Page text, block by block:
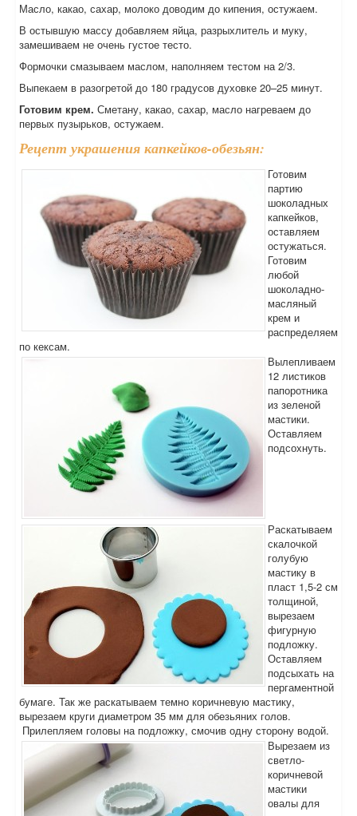
Масло, какао, сахар, молоко доводим до кипения, остужаем.
В остывшую массу добавляем яйца, разрыхлитель и муку,
замешиваем не очень густое тесто.
Формочки смазываем маслом, наполняем тестом на 2/3.
Выпекаем в разогретой до 180 градусов духовке 20–25 минут.
Готовим крем. Сметану, какао, сахар, масло нагреваем до
первых пузырьков, остужаем.
Рецепт украшения капкейков-обезьян:
Готовим
партию
шоколадных
капкейков,
оставляем
остужаться.
Готовим
любой
шоколадно-
масляный
крем и
распределяем
по кексам.
Вылепливаем
12 листиков
папоротника
из зеленой
мастики.
Оставляем
подсохнуть.
Раскатываем
скалочкой
голубую
мастику в
пласт 1,5-2 см
толщиной,
вырезаем
фигурную
подложку.
Оставляем
подсыхать на
пергаментной
бумаге. Так же раскатываем темно коричневую мастику,
вырезаем круги диаметром 35 мм для обезьяних голов.
Прилепляем головы на подложку, смочив одну сторону водой.
Вырезаем из
светло-
коричневой
мастики
овалы для